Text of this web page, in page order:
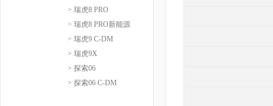
> 瑞虎8 PRO
> 瑞虎8 PRO新能源
> 瑞虎9 C-DM
> 瑞虎9X
> 探索06
> 探索06 C-DM